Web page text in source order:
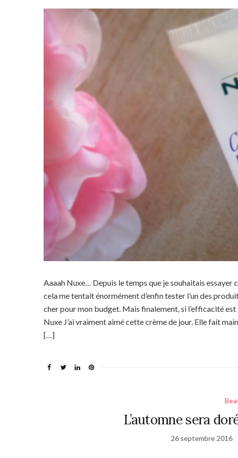
Aaaah Nuxe… Depuis le temps que je souhaitais essayer
cela me tentait énormément d’enfin tester l’un des
cher pour mon budget. Mais finalement, si l’efficacité
Nuxe J’ai vraiment aimé cette crème de jour. Elle fait
[…]
L’automne sera
26 septembre 2016